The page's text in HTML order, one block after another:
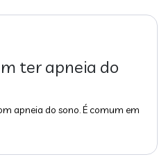
ter apneia do
apneia do sono. É comum em